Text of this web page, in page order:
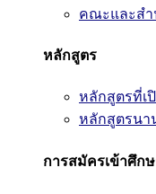
คณะและสำ
หลักสูตร
หลักสูตรที่เ
หลักสูตรนา
การสมัครเข้าศึก